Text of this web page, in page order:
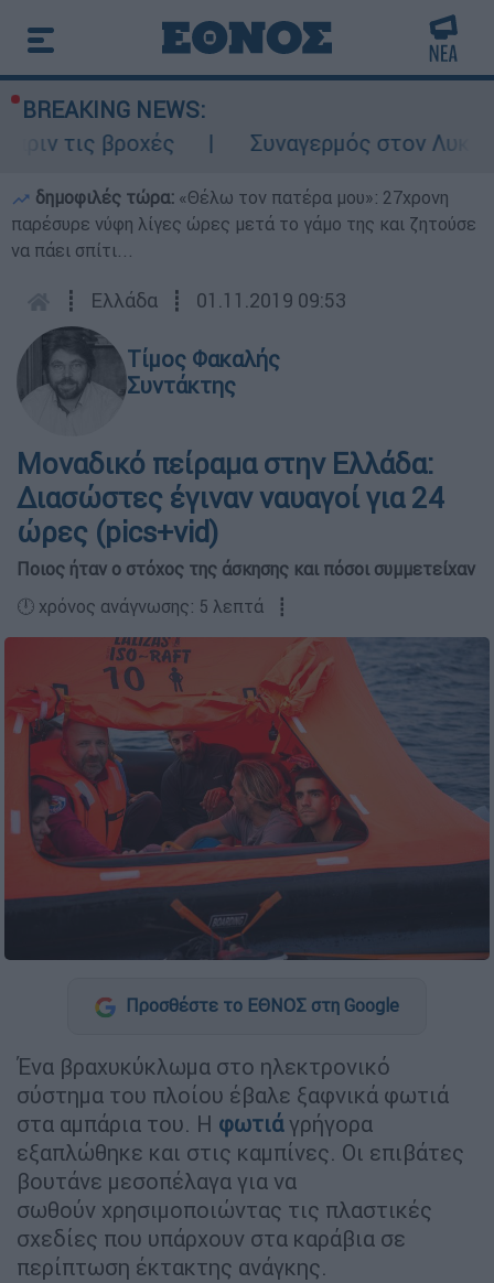
BREAKING NEWS:
Συναγερμός στον Λυκαβηττό:
δημοφιλές τώρα: «Θέλω τον πατέρα μου»: 27χρονη
παρέσυρε νύφη λίγες ώρες μετά το γάμο της και ζητούσε
να πάει σπίτι...
┋ Ελλάδα ┋ 01.11.2019 09:53
Τίμος Φακαλής
Συντάκτης
Μοναδικό πείραμα στην Ελλάδα:
Διασώστες έγιναν ναυαγοί για 24
ώρες (pics+vid)
Ποιος ήταν ο στόχος της άσκησης και πόσοι συμμετείχαν
🕛 χρόνος ανάγνωσης: 5 λεπτά ┋
Προσθέστε το ΕΘΝΟΣ στη Google
Ένα βραχυκύκλωμα στο ηλεκτρονικό
σύστημα του πλοίου έβαλε ξαφνικά φωτιά
στα αμπάρια του. Η φωτιάγρήγορα
εξαπλώθηκε και στις καμπίνες. Οι επιβάτες
βουτάνε μεσοπέλαγα για να
σωθούν χρησιμοποιώντας τις πλαστικές
σχεδίες που υπάρχουν στα καράβια σε
περίπτωση έκτακτης ανάγκης.